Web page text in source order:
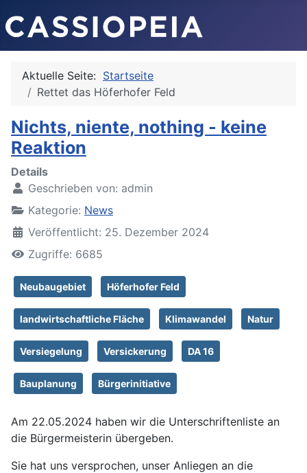
Aktuelle Seite: Startseite
Rettet das Höferhofer Feld
Nichts, niente, nothing - keine
Reaktion
Details
Geschrieben von: admin
Kategorie: News
Veröffentlicht: 25. Dezember 2024
Zugriffe: 6685
Neubaugebiet Höferhofer Feld
landwirtschaftliche Fläche Klimawandel Natur
Versiegelung Versickerung DA 16
Bauplanung Bürgerinitiative
Am 22.05.2024 haben wir die Unterschriftenliste an
die Bürgermeisterin übergeben.
Sie hat uns versprochen, unser Anliegen an die